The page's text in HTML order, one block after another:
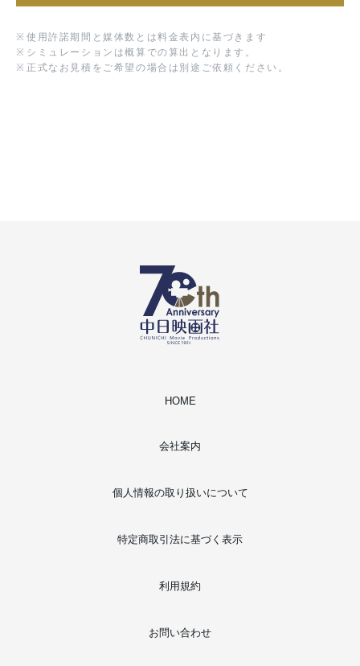
※ 使用許諾期間と媒体数とは料金表内に基づきます
※ シミュレーションは概算での算出となります。
※ 正式なお見積をご希望の場合は別途ご依頼ください。
HOME
会社案内
個人情報の取り扱いについて
特定商取引法に基づく表示
利用規約
お問い合わせ